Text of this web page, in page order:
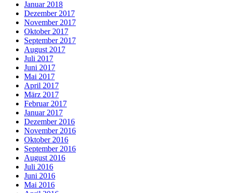
Januar 2018
Dezember 2017
November 2017
Oktober 2017
September 2017
August 2017
Juli 2017
Juni 2017
Mai 2017
April 2017
März 2017
Februar 2017
Januar 2017
Dezember 2016
November 2016
Oktober 2016
September 2016
August 2016
Juli 2016
Juni 2016
Mai 2016